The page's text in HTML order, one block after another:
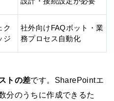
ク
ジ
社外向けFAQボット・業
務プロセス自動化
トの差です。SharePointエ
分のうちに作成できるた